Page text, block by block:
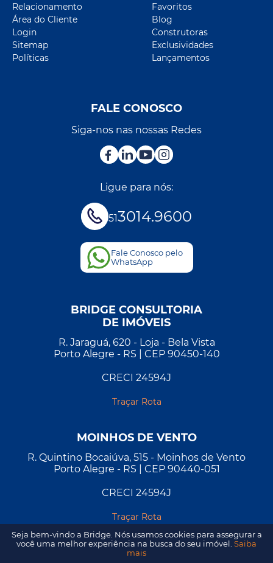
Relacionamento
Área do Cliente
Login
Sitemap
Políticas
Favoritos
Blog
Construtoras
Exclusividades
Lançamentos
FALE CONOSCO
Siga-nos nas nossas Redes
Ligue para nós:
513014.9600
Fale Conosco pelo
WhatsApp
BRIDGE CONSULTORIA
DE IMÓVEIS
R. Jaraguá, 620 - Loja - Bela Vista
Porto Alegre - RS | CEP 90450-140
CRECI 24594J
Traçar Rota
MOINHOS DE VENTO
R. Quintino Bocaiúva, 515 - Moinhos de Vento
Porto Alegre - RS | CEP 90440-051
CRECI 24594J
Traçar Rota
Seja bem-vindo a Bridge. Nós usamos cookies para assegurar a
você uma melhor experiência na busca do seu imóvel. Saiba
mais